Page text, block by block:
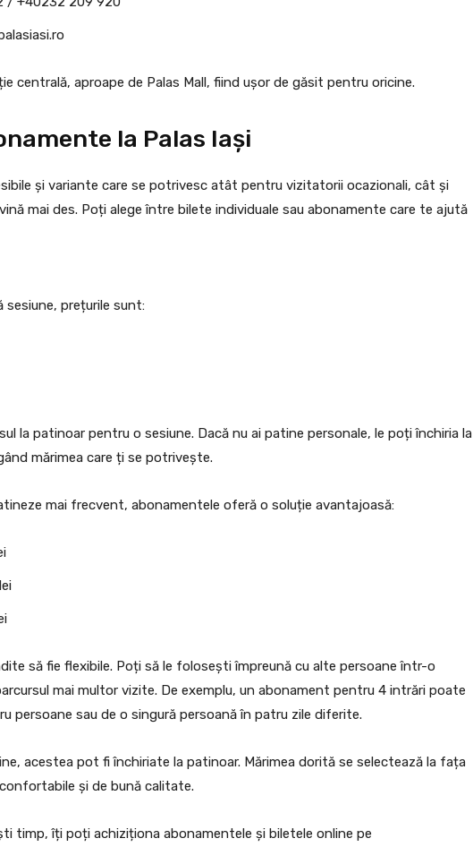
centrală, aproape de Palas Mall, fiind ușor de găsit pentru oricine.
la Palas Iași
și variante care se potrivesc atât pentru vizitatorii ocazionali, cât și
mai des. Poți alege între bilete individuale sau abonamente care te ajută
sesiune, prețurile sunt:
la patinoar pentru o sesiune. Dacă nu ai patine personale, le poți închiria la
mărimea care ți se potrivește.
mai frecvent, abonamentele oferă o soluție avantajoasă:
să fie flexibile. Poți să le folosești împreună cu alte persoane într-o
mai multor vizite. De exemplu, un abonament pentru 4 intrări poate
persoane sau de o singură persoană în patru zile diferite.
acestea pot fi închiriate la patinoar. Mărimea dorită se selectează la fața
și de bună calitate.
timp, îți poți achiziționa abonamentele și biletele online pe